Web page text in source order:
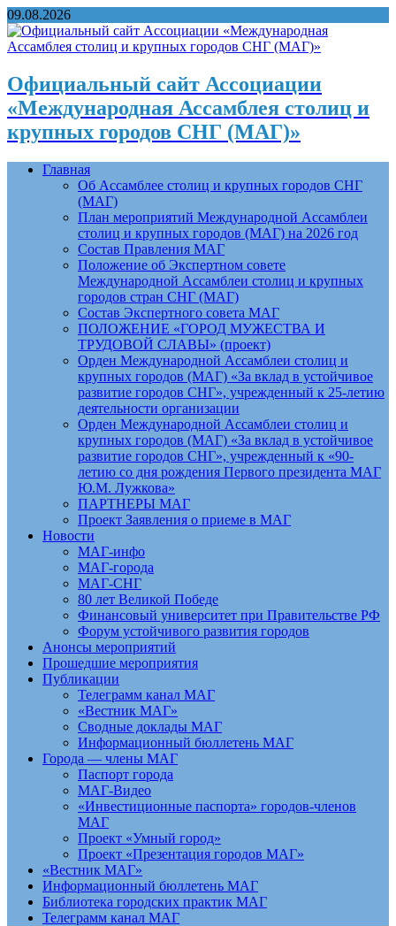
09.08.2026
Официальный сайт Ассоциации
«Международная Ассамблея столиц и
крупных городов СНГ (МАГ)»
Главная
Об Ассамблее столиц и крупных городов СНГ
(МАГ)
План мероприятий Международной Ассамблеи
столиц и крупных городов (МАГ) на 2026 год
Состав Правления МАГ
Положение об Экспертном совете
Международной Ассамблеи столиц и крупных
городов стран СНГ (МАГ)
Состав Экспертного совета МАГ
ПОЛОЖЕНИЕ «ГОРОД МУЖЕСТВА И
ТРУДОВОЙ СЛАВЫ» (проект)
Орден Международной Ассамблеи столиц и
крупных городов (МАГ) «За вклад в устойчивое
развитие городов СНГ», учрежденный к 25-летию
деятельности организации
Орден Международной Ассамблеи столиц и
крупных городов (МАГ) «За вклад в устойчивое
развитие городов СНГ», учрежденный к «90-
летию со дня рождения Первого президента МАГ
Ю.М. Лужкова»
ПАРТНЕРЫ МАГ
Проект Заявления о приеме в МАГ
Новости
МАГ-инфо
МАГ-города
МАГ-СНГ
80 лет Великой Победе
Финансовый университет при Правительстве РФ
Форум устойчивого развития городов
Анонсы мероприятий
Прошедшие мероприятия
Публикации
Телеграмм канал МАГ
«Вестник МАГ»
Сводные доклады МАГ
Информационный бюллетень МАГ
Города — члены МАГ
Паспорт города
МАГ-Видео
«Инвестиционные паспорта» городов-членов
МАГ
Проект «Умный город»
Проект «Презентация городов МАГ»
«Вестник МАГ»
Информационный бюллетень МАГ
Библиотека городских практик МАГ
Телеграмм канал МАГ